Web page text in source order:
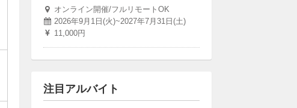
オンライン開催/フルリモートOK
2026年9月1日(火)~2027年7月31日(土)
11,000円
注目アルバイト